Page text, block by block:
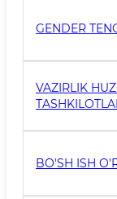
GENDER
VAZIRLIK
BO'SH ISH